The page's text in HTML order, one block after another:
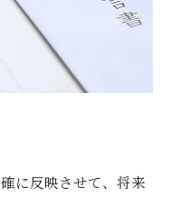
に反映させて、将来